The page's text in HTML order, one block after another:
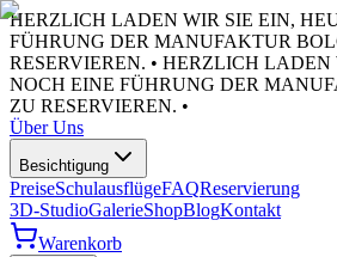
HERZLICH LADEN WIR SIE EIN,
FÜHRUNG DER MANUFAKTUR
RESERVIEREN. • HERZLICH LADEN
NOCH EINE FÜHRUNG DER
ZU RESERVIEREN. •
Über Uns
Besichtigung
PreiseSchulausflügeFAQReservierung
3D-StudioGalerieShopBlogKontakt
Warenkorb